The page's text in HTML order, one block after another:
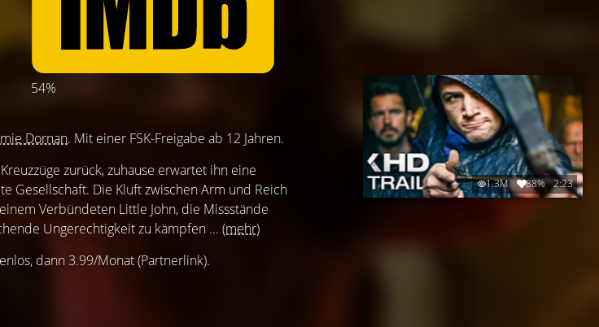
54%
Dornan. Mit einer FSK-Freigabe ab 12 Jahren.
dann 3.99/Monat (Partnerlink).
zurück, zuhause erwartet ihn eine
Gesellschaft. Die Kluft zwischen Arm und Reich
Verbündeten Little John, die Missstände
Ungerechtigkeit zu kämpfen ... (mehr)
1.3M 88% 2:23